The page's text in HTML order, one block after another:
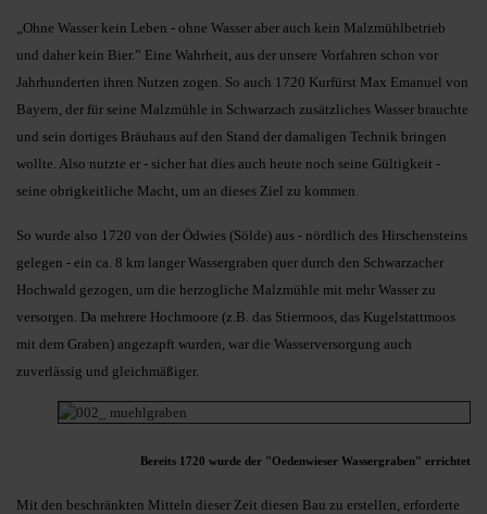
„Ohne Wasser kein Leben - ohne Wasser aber auch kein Malzmühlbetrieb
und daher kein Bier.” Eine Wahrheit, aus der unsere Vorfahren schon vor
Jahrhunderten ihren Nutzen zogen. So auch 1720 Kurfürst Max Emanuel von
Bayern, der für seine Malzmühle in Schwarzach zusätzliches Wasser brauchte
und sein dortiges Bräuhaus auf den Stand der damaligen Technik bringen
wollte. Also nutzte er - sicher hat dies auch heute noch seine Gültigkeit -
seine obrigkeitliche Macht, um an dieses Ziel zu kommen.
So wurde also 1720 von der Ödwies (Sölde) aus - nördlich des Hirschensteins
gelegen - ein ca. 8 km langer Wassergraben quer durch den Schwarzacher
Hochwald gezogen, um die herzogliche Malzmühle mit mehr Wasser zu
versorgen. Da mehrere Hochmoore (z.B. das Stiermoos, das Kugelstattmoos
mit dem Graben) angezapft wurden, war die Wasserversorgung auch
zuverlässig und gleichmäßiger.
Bereits 1720 wurde der "Oedenwieser Wassergraben" errichtet
Mit den beschränkten Mitteln dieser Zeit diesen Bau zu erstellen, erforderte